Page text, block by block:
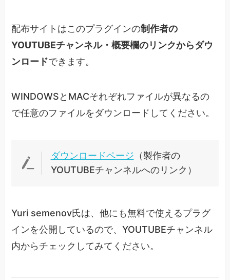
配布サイトはこのプラグインの制作者の
YOUTUBEチャンネル・概要欄のリンクからダウ
ンロードできます。
WINDOWSとMACそれぞれファイルが異なるの
で任意のファイルをダウンロードしてください。
ダウンロードページ （製作者の
YOUTUBEチャンネルへのリンク）
Yuri semenov氏は、他にも無料で使えるプラグ
インを公開しているので、YOUTUBEチャンネル
内からチェックしてみてください。